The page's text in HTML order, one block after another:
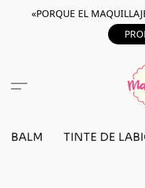
«PORQUE EL
BALM TINTE DE